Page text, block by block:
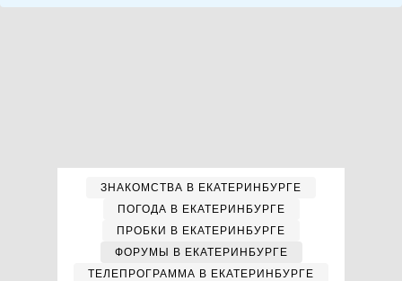
ЗНАКОМСТВА В ЕКАТЕРИНБУРГЕ
ПОГОДА В ЕКАТЕРИНБУРГЕ
ПРОБКИ В ЕКАТЕРИНБУРГЕ
ФОРУМЫ В ЕКАТЕРИНБУРГЕ
ТЕЛЕПРОГРАММА В ЕКАТЕРИНБУРГЕ